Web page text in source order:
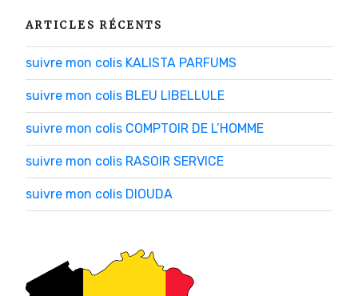
ARTICLES RÉCENTS
suivre mon colis KALISTA PARFUMS
suivre mon colis BLEU LIBELLULE
suivre mon colis COMPTOIR DE L’HOMME
suivre mon colis RASOIR SERVICE
suivre mon colis DIOUDA